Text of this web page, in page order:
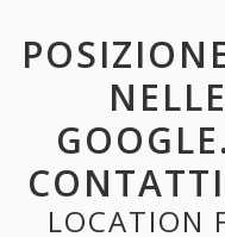
LOCATION